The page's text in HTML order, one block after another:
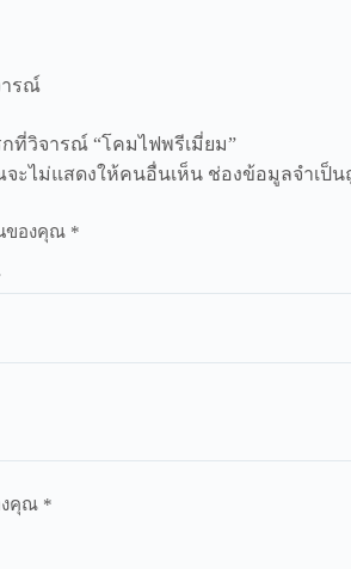
ารณ์
ที่วิจารณ์ “โคมไฟพรีเมี่ยม”
ะไม่แสดงให้คนอื่นเห็น ช่องข้อมูลจำเป็น
ของคุณ *
คุณ *